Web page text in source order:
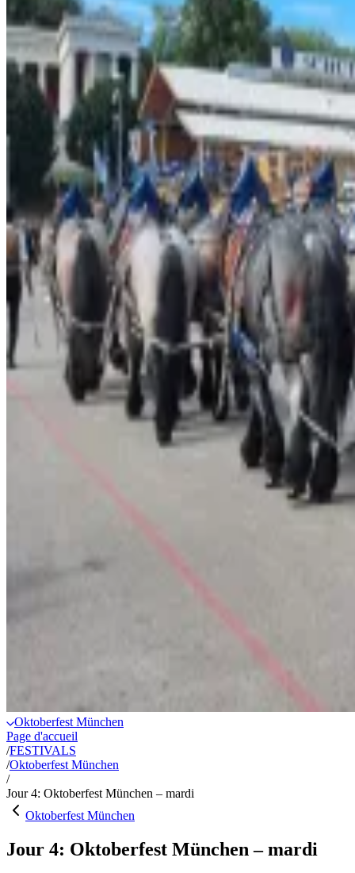
Oktoberfest München
Page d'accueil
/FESTIVALS
/Oktoberfest München
/
Jour 4: Oktoberfest München – mardi
Oktoberfest München
Jour 4: Oktoberfest München – mardi